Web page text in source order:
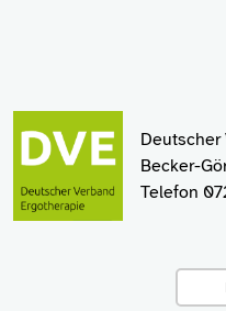
Deutscher
Becker-
Telefon